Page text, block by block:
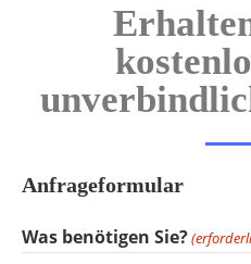
Anfrageformular
Was benötigen Sie?